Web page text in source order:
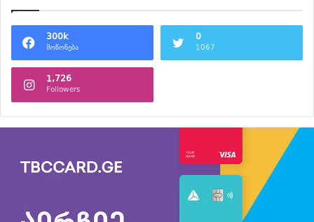
300k
მოწონება
0
1067
1,726
Followers